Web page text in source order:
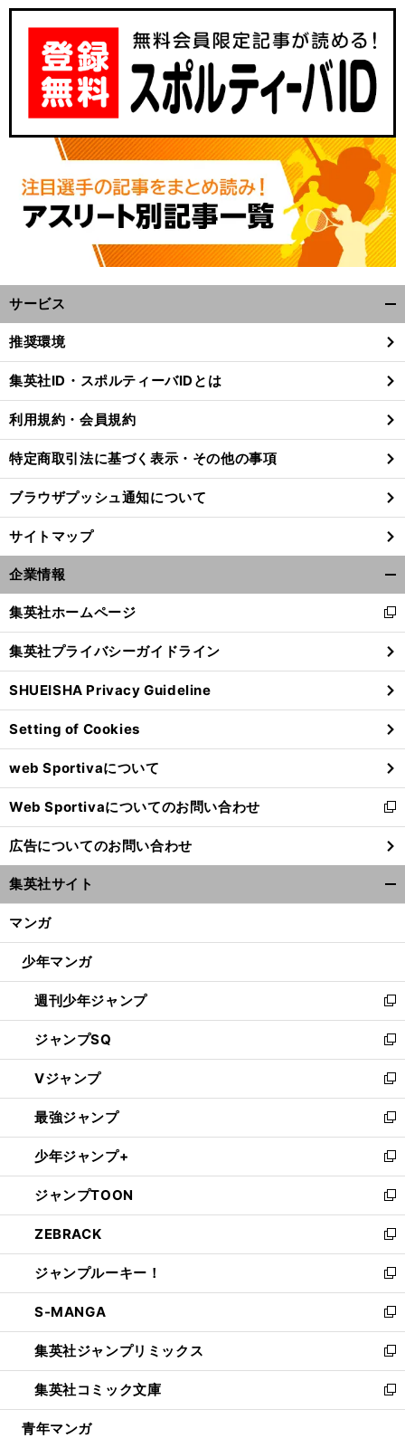
前
へ
サービス
閉
る
推奨環境
集英社ID・スポルティーバIDとは
利用規約・会員規約
特定商取引法に基づく表示・その他の事項
ブラウザプッシュ通知について
サイトマップ
企業情報
閉
る
集英社ホームページ
新
し
い
ウ
ィ
ン
ド
ウ
で
開
く
集英社プライバシーガイドライン
SHUEISHA Privacy Guideline
Setting of Cookies
web Sportivaについて
Web Sportivaについてのお問い合わせ
新
し
い
ウ
ィ
ン
ウ
開
く
広告についてのお問い合わせ
集英社サイト
マンガ
少年マンガ
週刊少年ジャンプ
新
し
い
ウ
ィ
ン
ド
ウ
で
開
く
ジャンプSQ
新
し
い
ウ
ィ
ン
ド
ウ
で
開
く
Vジャンプ
新
し
い
ウ
ィ
ン
ド
ウ
で
開
く
最強ジャンプ
新
し
い
ウ
ィ
ン
ド
ウ
で
開
く
少年ジャンプ+
新
し
い
ウ
ィ
ン
ド
ウ
で
開
く
ジャンプTOON
新
し
い
ウ
ィ
ン
ド
ウ
で
開
く
ZEBRACK
新
し
い
ウ
ィ
ン
ド
ウ
で
開
ジャンプルーキー！
新
し
い
ウ
ィ
ン
ド
ウ
S-MANGA
新
し
い
ウ
ィ
ン
集英社ジャンプリミックス
新
し
い
ウ
集英社コミック文庫
新
し
青年マンガ